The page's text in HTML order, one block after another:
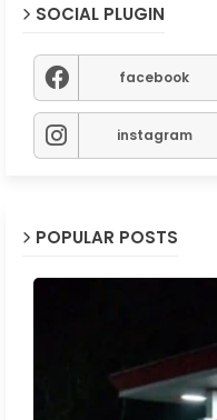
SOCIAL PLUGIN
facebook
instagram
POPULAR POSTS